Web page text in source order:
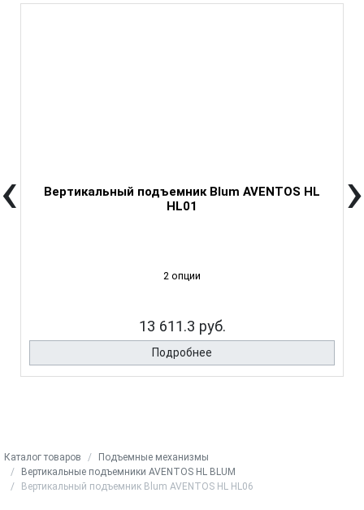
Вертикальный подъемник Blum AVENTOS HL
HL01
2 опции
13 611.3 руб.
Подробнее
‹ ›
Каталог товаров
Подъемные механизмы
Вертикальные подъемники AVENTOS HL BLUM
Вертикальный подъемник Blum AVENTOS HL HL06